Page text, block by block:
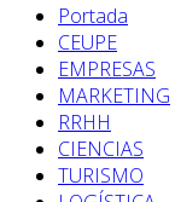
Portada
CEUPE
EMPRESAS
MARKETING
RRHH
CIENCIAS
TURISMO